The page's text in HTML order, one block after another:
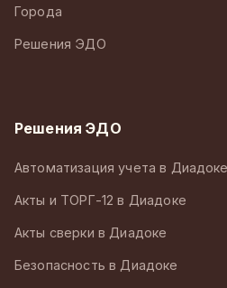
Города
Решения ЭДО
Решения ЭДО
Автоматизация учета в Диадоке
Акты и ТОРГ-12 в Диадоке
Акты сверки в Диадоке
Безопасность в Диадоке